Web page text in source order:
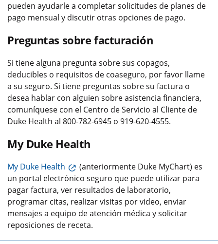
pueden ayudarle a completar solicitudes de planes de
pago mensual y discutir otras opciones de pago.
Preguntas sobre facturación
Si tiene alguna pregunta sobre sus copagos,
deducibles o requisitos de coaseguro, por favor llame
a su seguro. Si tiene preguntas sobre su factura o
desea hablar con alguien sobre asistencia financiera,
comuníquese con el Centro de Servicio al Cliente de
Duke Health al 800-782-6945 o 919-620-4555.
My Duke Health
My Duke Health
(anteriormente Duke MyChart) es
un portal electrónico seguro que puede utilizar para
pagar factura, ver resultados de laboratorio,
programar citas, realizar visitas por video, enviar
mensajes a equipo de atención médica y solicitar
reposiciones de receta.